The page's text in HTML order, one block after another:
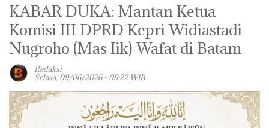
KABAR DUKA: Mantan Ketua
Komisi III DPRD Kepri Widiastadi
Nugroho (Mas Iik) Wafat di Batam
Redaksi
Selasa, 09/06/2026 - 09:22 WIB